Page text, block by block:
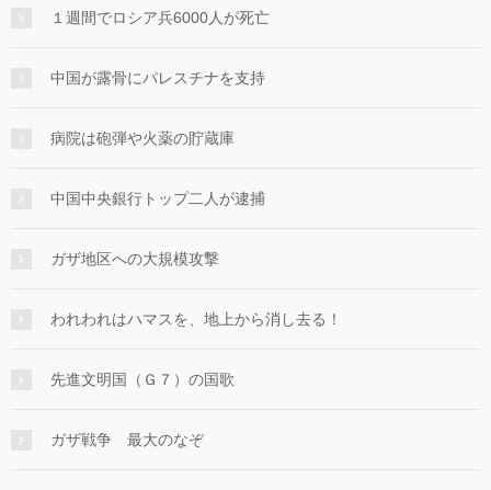
１週間でロシア兵6000人が死亡
中国が露骨にパレスチナを支持
病院は砲弾や火薬の貯蔵庫
中国中央銀行トップ二人が逮捕
ガザ地区への大規模攻撃
われわれはハマスを、地上から消し去る！
先進文明国（Ｇ７）の国歌
ガザ戦争 最大のなぞ